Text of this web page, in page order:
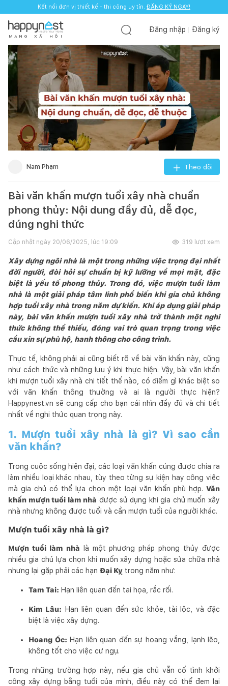
Kết nối đơn vị thiết kế - thi công uy tín. ĐĂNG KÝ NGAY!
M Ạ N G X Ã H Ộ I
Đăng nhập Đăng ký
Nam Phạm Theo dõi
Bài văn khấn mượn tuổi xây nhà chuẩn
phong thủy: Nội dung đầy đủ, dễ đọc,
đúng nghi thức
Cập nhật ngày 20/06/2025, lúc 19:09 319 lượt xem
Xây dựng ngôi nhà là một trong những việc trọng đại nhất
đời người, đòi hỏi sự chuẩn bị kỹ lưỡng về mọi mặt, đặc
biệt là yếu tố phong thủy. Trong đó, việc mượn tuổi làm
nhà là một giải pháp tâm linh phổ biến khi gia chủ không
hợp tuổi xây nhà trong năm dự kiến. Khi áp dụng giải pháp
này, bài văn khấn mượn tuổi xây nhà trở thành một nghi
thức không thể thiếu, đóng vai trò quan trọng trong việc
cầu xin sự phù hộ, hanh thông cho công trình.
Thực tế, không phải ai cũng biết rõ về bài văn khấn này, cũng
như cách thức và những lưu ý khi thực hiện. Vậy, bài văn khấn
khi mượn tuổi xây nhà chi tiết thế nào, có điểm gì khác biệt so
với văn khấn thông thường và ai là người thực hiện?
Happynest.vn sẽ cung cấp cho bạn cái nhìn đầy đủ và chi tiết
nhất về nghi thức quan trọng này.
1. Mượn tuổi xây nhà là gì? Vì sao cần
văn khấn?
Trong cuộc sống hiện đại, các loại văn khấn cúng được chia ra
làm nhiều loại khác nhau, tùy theo từng sự kiện hay công việc
mà gia chủ có thể lựa chọn một loại văn khấn phù hợp. Văn
khấn mượn tuổi làm nhà được sử dụng khi gia chủ muốn xây
nhà nhưng không được tuổi và cần mượn tuổi của người khác.
Mượn tuổi xây nhà là gì?
Mượn tuổi làm nhà là một phương pháp phong thủy được
nhiều gia chủ lựa chọn khi muốn xây dựng hoặc sửa chữa nhà
nhưng lại gặp phải các hạn Đại Kỵ trong năm như:
Tam Tai: Hạn liên quan đến tai họa, rắc rối.
Kim Lâu: Hạn liên quan đến sức khỏe, tài lộc, và đặc
biệt là việc xây dựng.
Hoang Ốc: Hạn liên quan đến sự hoang vắng, lạnh lẽo,
không tốt cho việc cư ngụ.
Trong những trường hợp này, nếu gia chủ vẫn cố tình khởi
công xây dựng bằng tuổi của mình, điều này có thể đem lại